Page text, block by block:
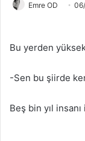
Emre OD
Bu yerden
-Sen bu şiirde
Beş bin yıl